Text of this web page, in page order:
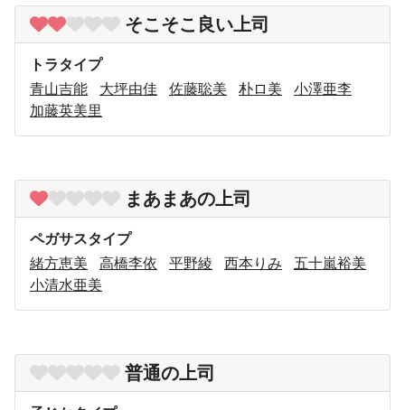
そこそこ良い上司
トラタイプ
青山吉能
大坪由佳 佐藤聡美 朴ロ美
小澤亜李
加藤英美里
まあまあの上司
ペガサスタイプ
緒方恵美
高橋李依 平野綾 西本りみ
五十嵐裕美
小清水亜美
普通の上司